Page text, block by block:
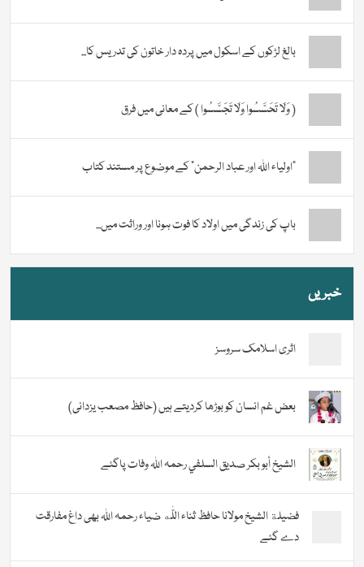
بالغ لڑکوں کے اسکول میں پردہ دار خاتون کی تدریس کا...
( وَلَا تَحَسَّسُوا وَلَا تَجَسَّسُوا ) کے معانی میں فرق
“اولیاء اللہ اور عباد الرحمن” کے موضوع پر مستند کتاب
باپ کی زندگی میں اولاد کا فوت ہونا اور وراثت میں...
خبریں
اثری اسلامک سروسز
بعض غم انسان کو بوڑھا کردیتے ہیں (حافظ مصعب یزدانی)
الشيخ أبو بكر صديق السلفي رحمہ اللہ وفات پاگئے
فضیلة الشيخ مولانا حافظ ثناء اللّٰه ضیاء رحمہ اللہ بھی داغ مفارقت
دے گئے